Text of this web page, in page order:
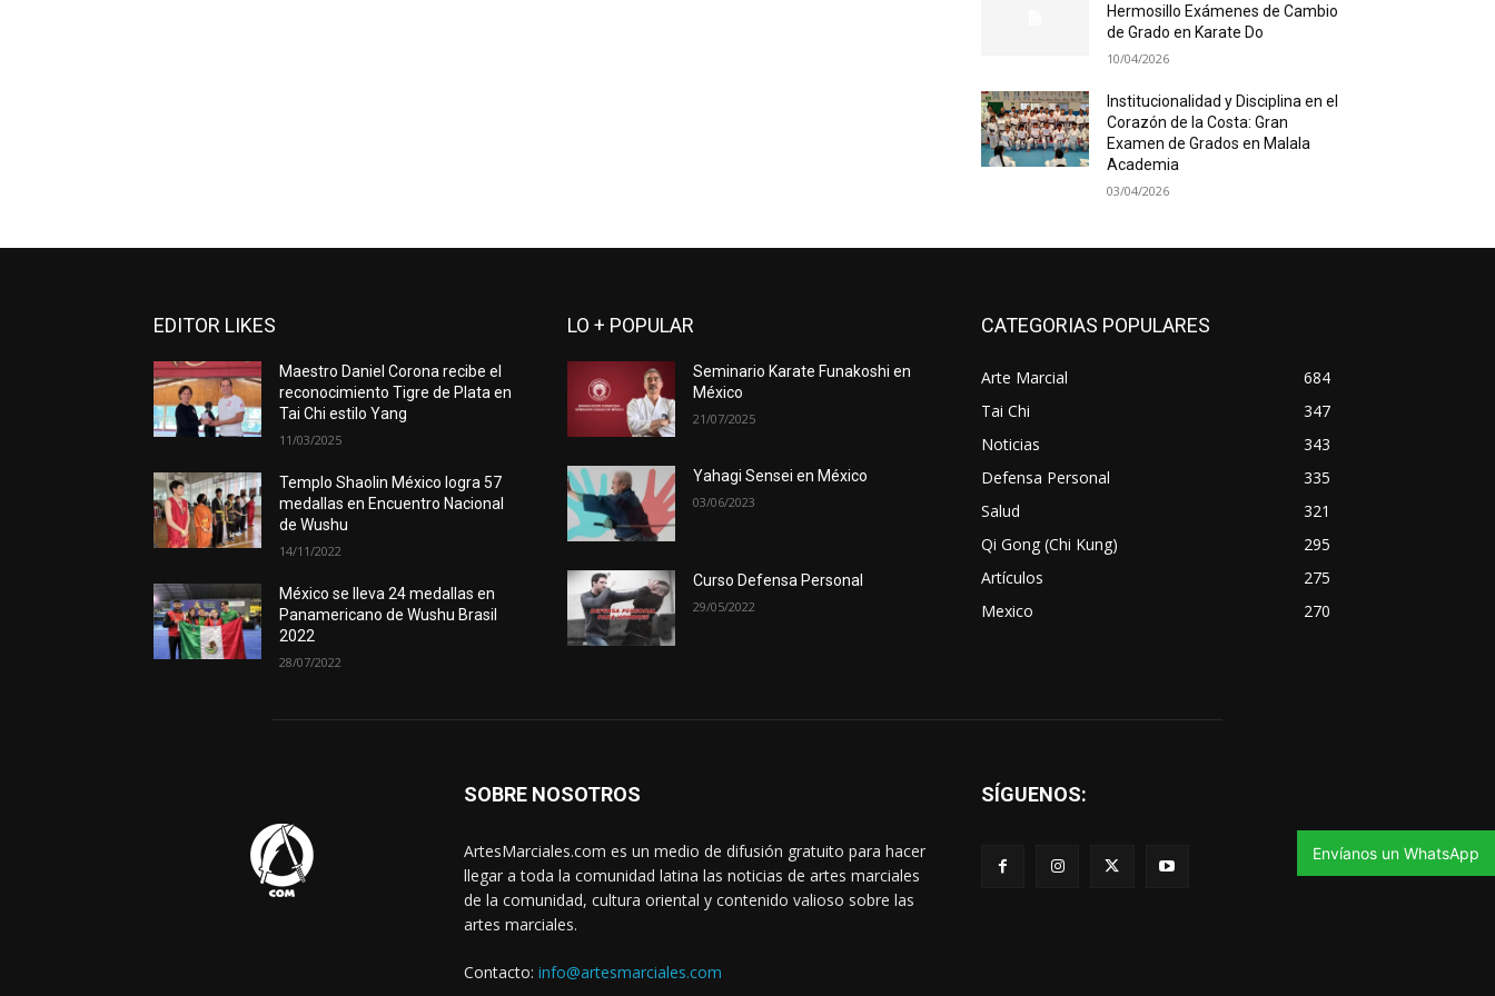
Hermosillo Exámenes de Cambio
de Grado en Karate Do
10/04/2026
Institucionalidad y Disciplina en el
Corazón de la Costa: Gran
Examen de Grados en Malala
Academia
03/04/2026
EDITOR LIKES
Maestro Daniel Corona recibe el
reconocimiento Tigre de Plata en
Tai Chi estilo Yang
11/03/2025
Templo Shaolin México logra 57
medallas en Encuentro Nacional
de Wushu
14/11/2022
México se lleva 24 medallas en
Panamericano de Wushu Brasil
2022
28/07/2022
LO + POPULAR
Seminario Karate Funakoshi en
México
21/07/2025
Yahagi Sensei en México
03/06/2023
Curso Defensa Personal
29/05/2022
CATEGORIAS POPULARES
Arte Marcial
684
Tai Chi
347
Noticias
343
Defensa Personal
335
Salud
321
Qi Gong (Chi Kung)
295
Artículos
275
Mexico
270
SOBRE NOSOTROS
ArtesMarciales.com es un medio de difusión gratuito para hacer
llegar a toda la comunidad latina las noticias de artes marciales
de la comunidad, cultura oriental y contenido valioso sobre las
artes marciales.
Contacto: info@artesmarciales.com
SÍGUENOS:
Envíanos un WhatsApp